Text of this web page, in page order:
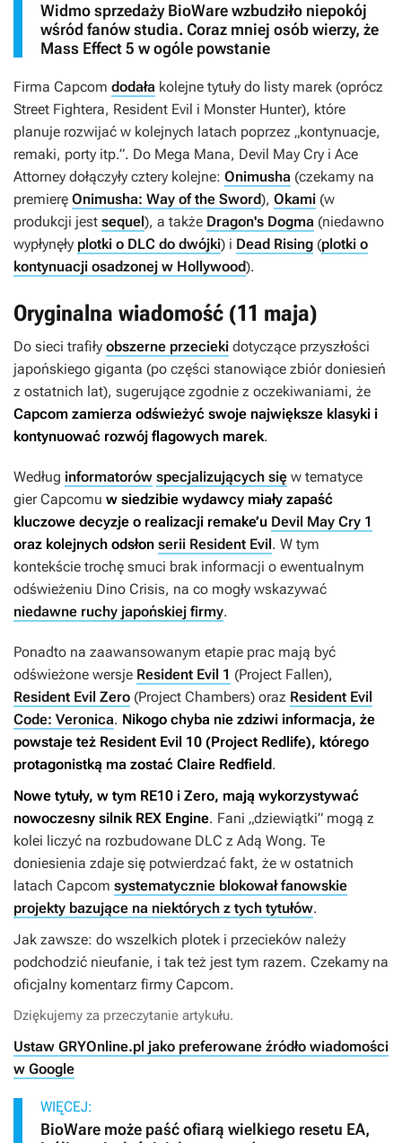
Widmo sprzedaży BioWare wzbudziło niepokój
wśród fanów studia. Coraz mniej osób wierzy, że
Mass Effect 5 w ogóle powstanie
Firma Capcom dodała kolejne tytuły do listy marek (oprócz
Street Fightera, Resident Evil i Monster Hunter), które
planuje rozwijać w kolejnych latach poprzez „kontynuacje,
remaki, porty itp.”. Do Mega Mana, Devil May Cry i Ace
Attorney dołączyły cztery kolejne: Onimusha (czekamy na
premierę Onimusha: Way of the Sword), Okami (w
produkcji jest sequel), a także Dragon's Dogma (niedawno
wypłynęły plotki o DLC do dwójki) i Dead Rising (plotki o
kontynuacji osadzonej w Hollywood).
Oryginalna wiadomość (11 maja)
Do sieci trafiły obszerne przecieki dotyczące przyszłości
japońskiego giganta (po części stanowiące zbiór doniesień
z ostatnich lat), sugerujące zgodnie z oczekiwaniami, że
Capcom zamierza odświeżyć swoje największe klasyki i
kontynuować rozwój flagowych marek.
Według informatorów specjalizujących się w tematyce
gier Capcomu w siedzibie wydawcy miały zapaść
kluczowe decyzje o realizacji remake’u Devil May Cry 1
oraz kolejnych odsłon serii Resident Evil. W tym
kontekście trochę smuci brak informacji o ewentualnym
odświeżeniu Dino Crisis, na co mogły wskazywać
niedawne ruchy japońskiej firmy.
Ponadto na zaawansowanym etapie prac mają być
odświeżone wersje Resident Evil 1 (Project Fallen),
Resident Evil Zero (Project Chambers) oraz Resident Evil
Code: Veronica. Nikogo chyba nie zdziwi informacja, że
powstaje też Resident Evil 10 (Project Redlife), którego
protagonistką ma zostać Claire Redfield.
Nowe tytuły, w tym RE10 i Zero, mają wykorzystywać
nowoczesny silnik REX Engine. Fani „dziewiątki” mogą z
kolei liczyć na rozbudowane DLC z Adą Wong. Te
doniesienia zdaje się potwierdzać fakt, że w ostatnich
latach Capcom systematycznie blokował fanowskie
projekty bazujące na niektórych z tych tytułów.
Jak zawsze: do wszelkich plotek i przecieków należy
podchodzić nieufanie, i tak też jest tym razem. Czekamy na
oficjalny komentarz firmy Capcom.
Dziękujemy za przeczytanie artykułu.
Ustaw GRYOnline.pl jako preferowane źródło wiadomości
w Google
WIĘCEJ:
BioWare może paść ofiarą wielkiego resetu EA,